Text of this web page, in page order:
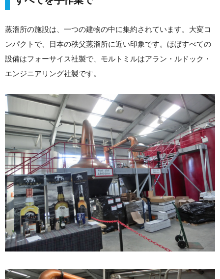
蒸溜所の施設は、一つの建物の中に集約されています。大変コ
ンパクトで、日本の秩父蒸溜所に近い印象です。ほぼすべての
設備はフォーサイス社製で、モルトミルはアラン・ルドック・
エンジニアリング社製です。